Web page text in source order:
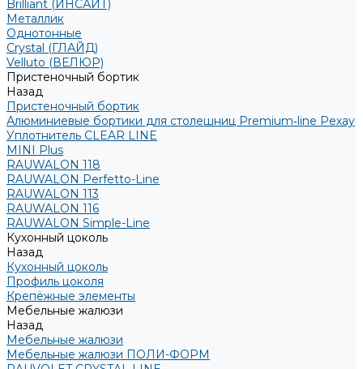
Brilliant (ИНСАЙТ)
Металлик
Однотонные
Crystal (ГЛАЙД)
Velluto (ВЕЛЮР)
Пристеночный бортик
Назад
Пристеночный бортик
Алюминиевые бортики для столешниц Premium‑line Рехау
Уплотнитель CLEAR LINE
MINI Plus
RAUWALON 118
RAUWALON Perfetto-Line
RAUWALON 113
RAUWALON 116
RAUWALON Simple-Line
Кухонный цоколь
Назад
Кухонный цоколь
Профиль цоколя
Крепёжные элементы
Мебельные жалюзи
Назад
Мебельные жалюзи
Мебельные жалюзи ПОЛИ-ФОРМ